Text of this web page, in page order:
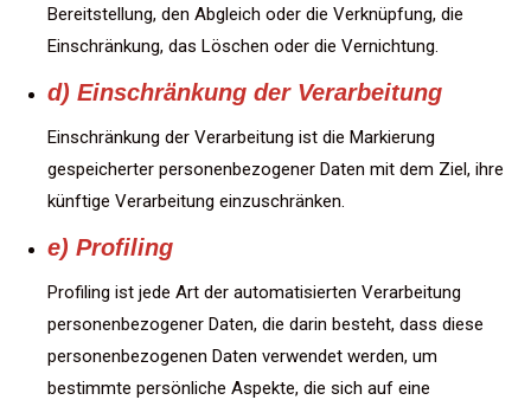
Bereitstellung, den Abgleich oder die Verknüpfung, die
Einschränkung, das Löschen oder die Vernichtung.
d) Einschränkung der Verarbeitung
Einschränkung der Verarbeitung ist die Markierung
gespeicherter personenbezogener Daten mit dem Ziel, ihre
künftige Verarbeitung einzuschränken.
e) Profiling
Profiling ist jede Art der automatisierten Verarbeitung
personenbezogener Daten, die darin besteht, dass diese
personenbezogenen Daten verwendet werden, um
bestimmte persönliche Aspekte, die sich auf eine